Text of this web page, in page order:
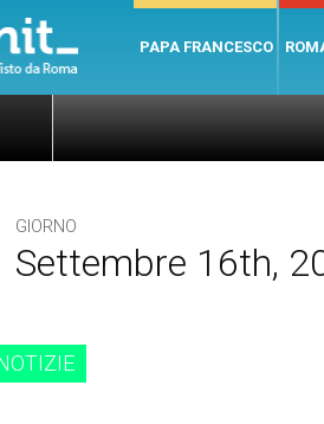
PAPA FRANCESCO
GIORNO
Settembre 16th,